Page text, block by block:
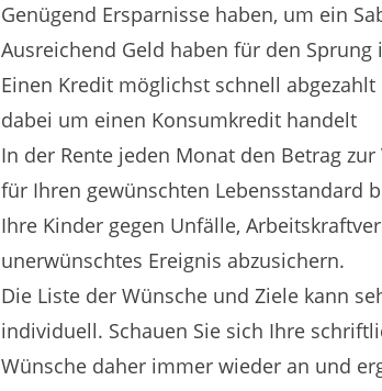
Genügend Ersparnisse haben, um ein
Ausreichend Geld haben für den
Einen Kredit möglichst schnell
dabei um einen Konsumkredit handelt
In der Rente jeden Monat den Betrag
für Ihren gewünschten Lebensstandard
Ihre Kinder gegen Unfälle,
unerwünschtes Ereignis abzusichern.
Die Liste der Wünsche und Ziele kann
individuell. Schauen Sie sich Ihre
Wünsche daher immer wieder an und